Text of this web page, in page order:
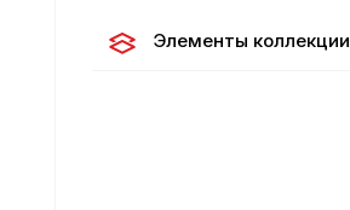
Элементы коллекции